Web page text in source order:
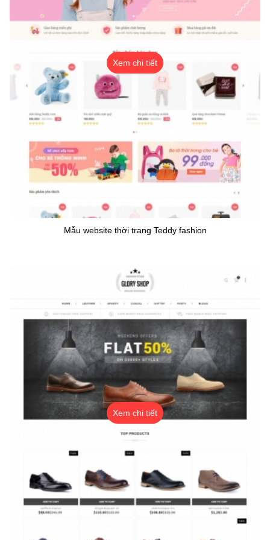
Xem chi tiết
Mẫu website thời trang Teddy fashion
Xem chi tiết